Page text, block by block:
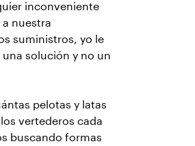
inconveniente
nuestra
suministros, yo le
solución y no un
pelotas y latas
vertederos cada
buscando formas